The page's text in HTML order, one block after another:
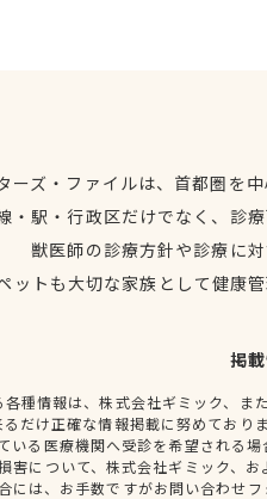
ーズ・ファイルは、首都圏を
・駅・行政区だけでなく、診
獣医師の診療方針や診療に
ットも大切な家族として健康
掲
各種情報は、株式会社ギミック、ま
るだけ正確な情報掲載に努めており
いる医療機関へ受診を希望される
害について、株式会社ギミック、
には、お手数ですがお問い合わせ